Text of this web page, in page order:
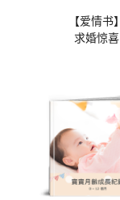
【爱情书】
求婚惊喜